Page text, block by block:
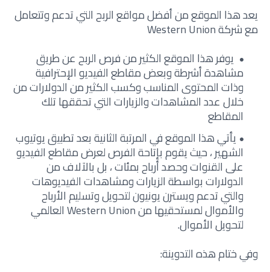
يعد هذا الموقع من أفضل مواقع الربح التي تدعم وتتعامل
مع شركة Western Union
يوفر هذا الموقع الكثير من فرص الربح عن طريق
مشاهدة أشرطة وبعض مقاطع الفيديو الإحترافية
وذات المحتوى المناسب وكسب الكثير من الدولارات من
خلال عدد المشاهدات والزيارات التي تحققها تلك
المقاطع
يأتي هذا الموقع في المرتبة الثانية بعد تطبيق يوتيوب
الشهير ، حيث يقوم بإتاحة الفرص لعرض مقاطع الفيديو
على القنوات وحصد أرباح بمئات ، بل بالآلاف من
الدولارات بواسطة الزيارات ومشاهدات الفيديوهات
والتي تدعم ويسترن يونيون لتحويل وتسليم الأرباح
والأموال لمستحقيها من Western Union العالمي
لتحويل الأموال.
وفي ختام هذه التدوينة: